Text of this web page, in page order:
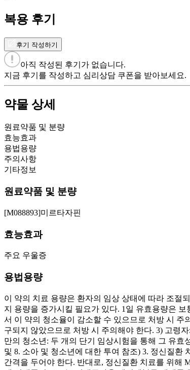
복용 후기
후기 작성하기
아직 작성된 후기가 없습니다.
지금 후기를 작성하고 심리상담 쿠폰을 받아보세요.
약물 상세
원료약품 및 분량
효능효과
용법용량
주의사항
기타정보
원료약품 및 분량
[M088893]미르타자핀
효능효과
주요 우울증
용법용량
이 약의 치료 용량은 환자의 임상 상태에 따라 조절
지 용량을 증가시킬 필요가 있다. 1일 유효용량은
서 이 약의 청소율이 감소할 수 있으므로 처방 시 주
구되지 않았으므로 처방 시 주의해야 한다. 3) 고령
만의 청소년: 두 개의 단기 임상시험을 통해 그 유
및 8. 소아 및 청소년에 대한 투여 참조) 3. 정신질
간격을 두어야 한다. 반대로, 정신질환 치료를 위해